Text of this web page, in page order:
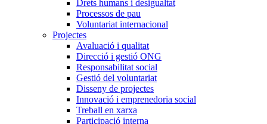
Drets humans i desigualtat
Processos de pau
Voluntariat internacional
Projectes
Avaluació i qualitat
Direcció i gestió ONG
Responsabilitat social
Gestió del voluntariat
Disseny de projectes
Innovació i emprenedoria social
Treball en xarxa
Participació interna